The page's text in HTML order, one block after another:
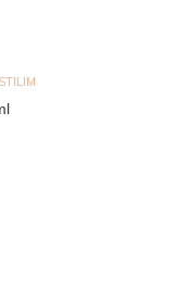
STILIM